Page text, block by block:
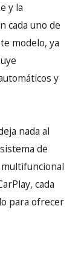
y la
cada uno de
modelo, ya
y
nada al
de
cada
para ofrecer